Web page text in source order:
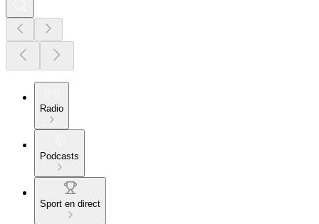
Radio
Podcasts
Sport en direct